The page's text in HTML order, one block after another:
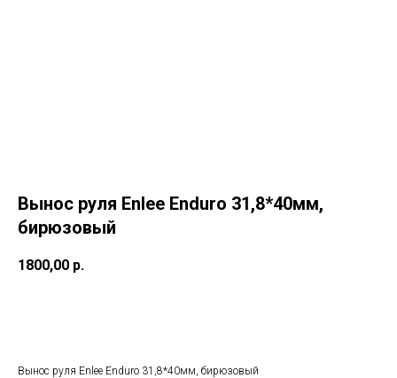
Вынос руля Enlee Enduro 31,8*40мм,
бирюзовый
1800,00 р.
Вынос руля Enlee Enduro 31,8*40мм, бирюзовый